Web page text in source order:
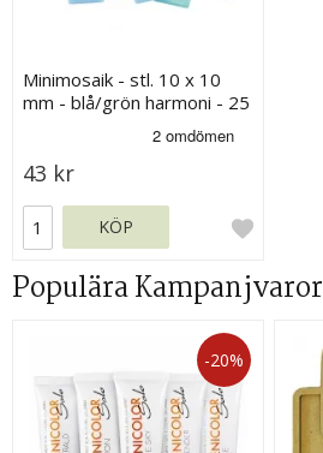
Minimosaik - stl. 10 x 10
mm - blå/grön harmoni - 25
43 kr
KÖP
Populära Kampanjvaror
-20%